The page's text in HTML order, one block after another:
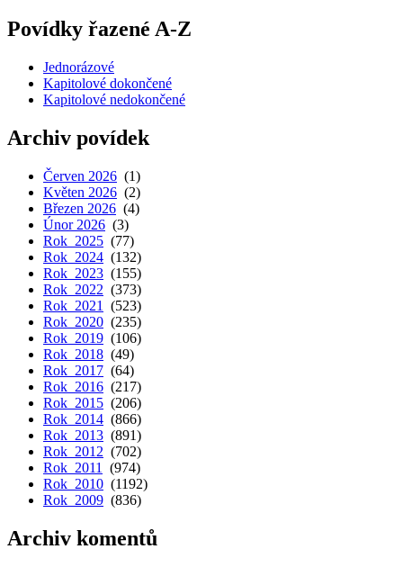
Povídky řazené A-Z
Jednorázové
Kapitolové dokončené
Kapitolové nedokončené
Archiv povídek
Červen 2026 (1)
Květen 2026 (2)
Březen 2026 (4)
Únor 2026 (3)
Rok 2025 (77)
Rok 2024 (132)
Rok 2023 (155)
Rok 2022 (373)
Rok 2021
(523)
Rok 2020 (235)
Rok 2019 (106)
Rok 2018 (49)
Rok 2017 (64)
Rok 2016 (217)
Rok 2015 (206)
Rok 2014 (866)
Rok 2013 (891)
Rok 2012 (702)
Rok 2011
(974)
Rok 2010 (1192)
Rok 2009 (836)
Archiv komentů